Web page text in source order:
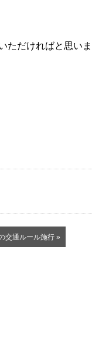
ただければと思いま
交通ルール施行 »